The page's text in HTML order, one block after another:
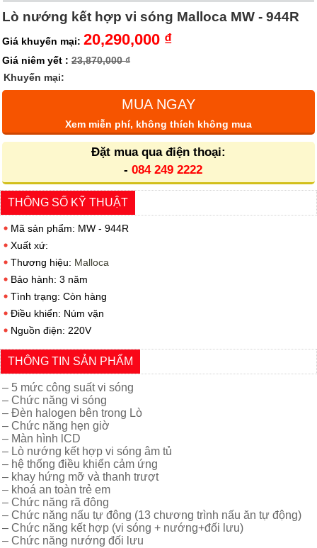
Lò nướng kết hợp vi sóng Malloca MW - 944R
Giá khuyến mại: 20,290,000 ₫
Giá niêm yết : 23,870,000 ₫
Khuyến mại:
MUA NGAY
Xem miễn phí, không thích không mua
Đặt mua qua điện thoại:
- 084 249 2222
THÔNG SỐ KỸ THUẬT
Mã sản phẩm: MW - 944R
Xuất xứ:
Thương hiệu: Malloca
Bảo hành: 3 năm
Tình trạng: Còn hàng
Điều khiển: Núm vặn
Nguồn điện: 220V
THÔNG TIN SẢN PHẨM
– 5 mức công suất vi sóng
– Chức năng vi sóng
– Đèn halogen bên trong Lò
– Chức năng hẹn giờ
– Màn hình lCD
– Lò nướng kết hợp vi sóng âm tủ
– hệ thống điều khiển cảm ứng
– khay hứng mỡ và thanh trượt
– khoá an toàn trẻ em
– Chức năng rã đông
– Chức năng nấu tự đông (13 chương trình nấu ăn tự động)
– Chức năng kết hợp (vi sóng + nướng+đối lưu)
– Chức năng nướng đối lưu